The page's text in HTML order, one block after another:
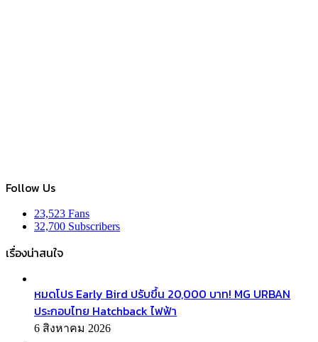
Follow Us
23,523 Fans
32,700 Subscribers
เรื่องน่าสนใจ
หมดโปร Early Bird ปรับขึ้น 20,000 บาท! MG URBAN
ประกอบไทย Hatchback ไฟฟ้า
6 สิงหาคม 2026